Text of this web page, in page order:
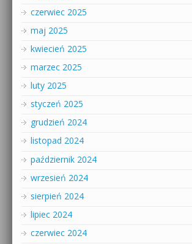
czerwiec 2025
maj 2025
kwiecień 2025
marzec 2025
luty 2025
styczeń 2025
grudzień 2024
listopad 2024
październik 2024
wrzesień 2024
sierpień 2024
lipiec 2024
czerwiec 2024